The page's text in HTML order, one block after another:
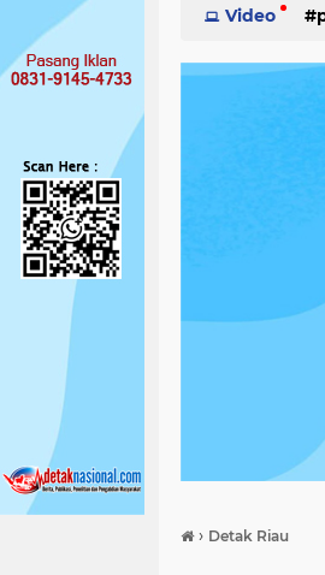
Pendidikan
Publikasi
Video
› Detak Riau